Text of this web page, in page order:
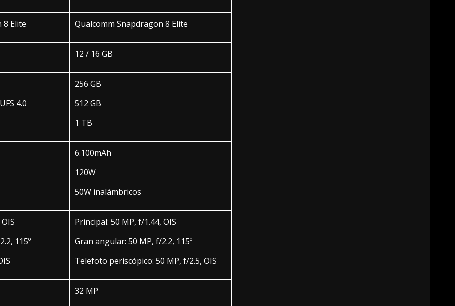
8 Elite Qualcomm Snapdragon 8 Elite
12 / 16 GB
4.0
256 GB
512 GB
1 TB
6.100mAh
120W
50W inalámbricos
115º
Principal: 50 MP, f/1.44, OIS
Gran angular: 50 MP, f/2.2, 115º
Telefoto periscópico: 50 MP, f/2.5, OIS
32 MP